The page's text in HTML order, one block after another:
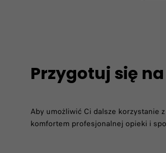
Przygotuj się
Aby umożliwić Ci dalsze korzystanie
komfortem profesjonalnej opieki i